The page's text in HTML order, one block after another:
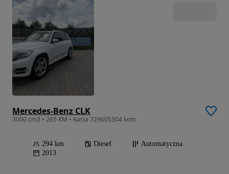
Mercedes-Benz CLK
3000 cm3 • 265 KM • Kasia 729605304 kom
294 km Diesel
Automatyczna
2013